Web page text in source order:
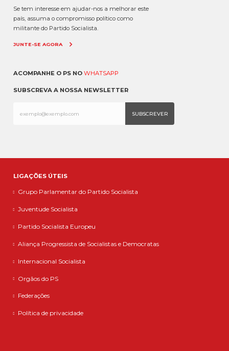
Se tem interesse em ajudar-nos a melhorar este
país, assuma o compromisso político como
militante do Partido Socialista.
JUNTE-SE AGORA
ACOMPANHE O PS NO WHATSAPP
SUBSCREVA A NOSSA NEWSLETTER
LIGAÇÕES ÚTEIS
Grupo Parlamentar do Partido Socialista
Juventude Socialista
Partido Socialista Europeu
Aliança Progressista de Socialistas e Democratas
Internacional Socialista
Orgãos do PS
Federações
Política de privacidade